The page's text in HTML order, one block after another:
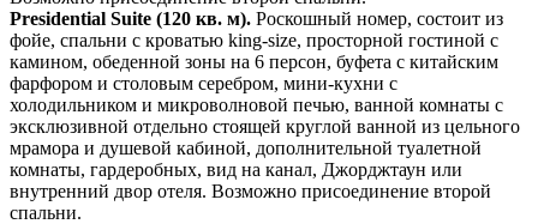
Presidential Suite (120 кв. м). Роскошный номер, состоит из
фойе, спальни с кроватью king-size, просторной гостиной с
камином, обеденной зоны на 6 персон, буфета с китайским
фарфором и столовым серебром, мини-кухни с
холодильником и микроволновой печью, ванной комнаты с
эксклюзивной отдельно стоящей круглой ванной из цельного
мрамора и душевой кабиной, дополнительной туалетной
комнаты, гардеробных, вид на канал, Джорджтаун или
внутренний двор отеля. Возможно присоединение второй
спальни.